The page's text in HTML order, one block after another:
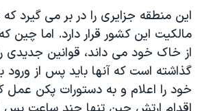
دادگاه حمید نوری
چهل سال گروگان‌گیری
قانون شفافیت دارائی کادر رهبری ایران
اعتراضات مردمی آبان ۹۸
این منطقه جزایری را در بر می گیرد
مالکیت این کشور قرار دارد. اما چین
از خاک خود می داند، قوانین جدیدی
گذاشته است که آنها باید پس از
خود را اعلام و به دستورات پکن عمل